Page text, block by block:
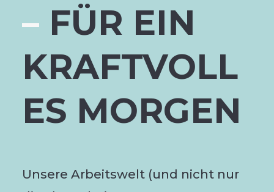
–FÜR EIN
KRAFTVOLL
ES MORGEN
Unsere Arbeitswelt (und nicht nur